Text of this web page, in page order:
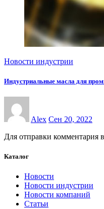
Новости индустрии
Индустриальные масла для
Alex Сен 20, 2022
Для отправки комментария
Каталог
Новости
Новости индустрии
Новости компаний
Статьи